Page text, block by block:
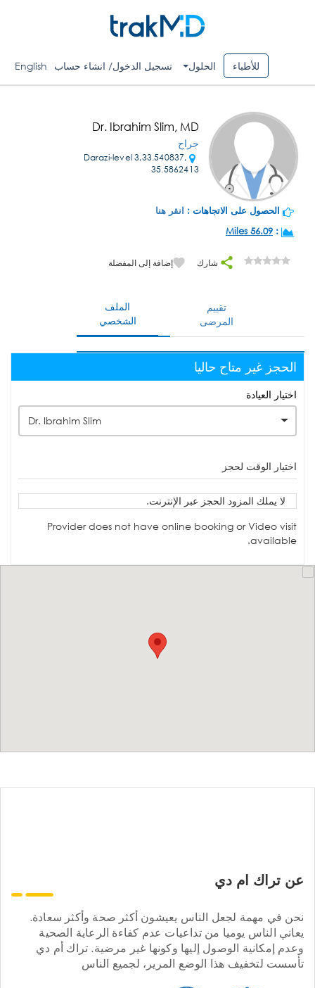
للأطباء الحلول تسجيل الدخول/ انشاء حساب English
Dr. Ibrahim Slim, MD
جراح
Darazi-level 3,33.540837,
35.5862413
الحصول على الاتجاهات : انقر هنا
:
56.09 Miles
شارك إضافة إلى المفضلة
الملف
الشخصي
تقييم
المرضى
الحجز غير متاح حاليا
اختيار العيادة
Dr. Ibrahim Slim
اختيار الوقت لحجز
لا يملك المزود الحجز عبر الإنترنت.
Provider does not have online booking or Video visit
available.
عن تراك ام دي
نحن في مهمة لجعل الناس يعيشون أكثر صحة وأكثر سعادة.
يعاني الناس يوميا من تداعيات عدم كفاءة الرعاية الصحية
وعدم إمكانية الوصول إليها وكونها غير مرضية. تراك أم دي
تأسست لتخفيف هذا الوضع المرير، لجميع الناس